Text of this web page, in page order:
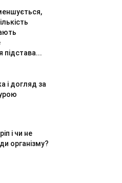
підстава...
і догляд за
і чи не
організму?